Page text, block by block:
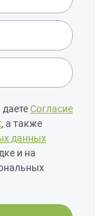
Согласие
, а также
данных
и на